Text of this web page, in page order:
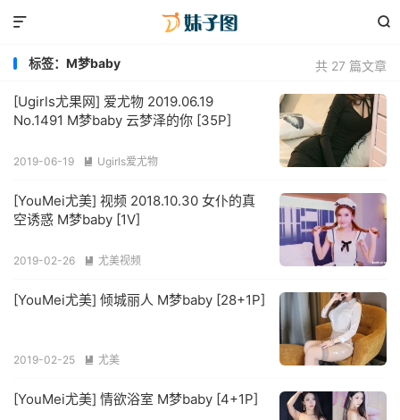


共 27 篇文章
标签：M梦baby
[Ugirls尤果网] 爱尤物 2019.06.19
No.1491 M梦baby 云梦泽的你 [35P]
2019-06-19  Ugirls爱尤物
[YouMei尤美] 视频 2018.10.30 女仆的真
空诱惑 M梦baby [1V]
2019-02-26  尤美视频
[YouMei尤美] 倾城丽人 M梦baby [28+1P]
2019-02-25  尤美
[YouMei尤美] 情欲浴室 M梦baby [4+1P]